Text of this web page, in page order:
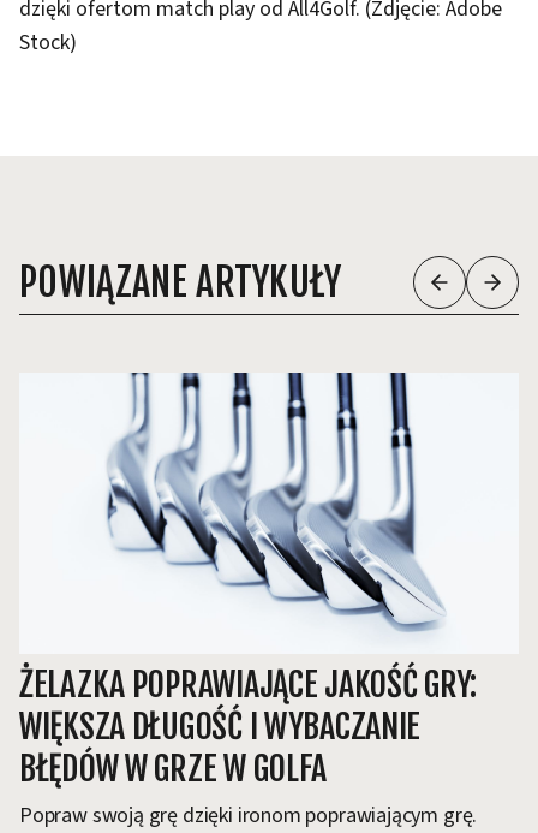
dzięki ofertom match play od All4Golf. (Zdjęcie: Adobe
Stock)
POWIĄZANE ARTYKUŁY
ŻELAZKA POPRAWIAJĄCE JAKOŚĆ GRY:
WIĘKSZA DŁUGOŚĆ I WYBACZANIE
BŁĘDÓW W GRZE W GOLFA
Popraw swoją grę dzięki ironom poprawiającym grę.